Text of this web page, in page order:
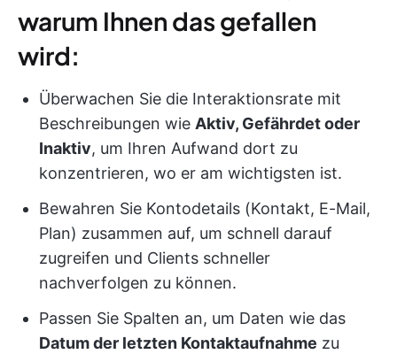
warum Ihnen das gefallen
wird:
Überwachen Sie die Interaktionsrate mit
Beschreibungen wie Aktiv, Gefährdet oder
Inaktiv, um Ihren Aufwand dort zu
konzentrieren, wo er am wichtigsten ist.
Bewahren Sie Kontodetails (Kontakt, E-Mail,
Plan) zusammen auf, um schnell darauf
zugreifen und Clients schneller
nachverfolgen zu können.
Passen Sie Spalten an, um Daten wie das
Datum der letzten Kontaktaufnahme zu